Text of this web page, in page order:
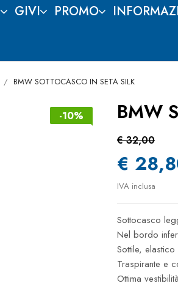
GIVI PROMO
BMW SOTTOCASCO IN SETA SILK
-10% BMW
€ 32,00
€
IVA inclusa
Sottocasco
Nel bordo
Sottile,
Traspirante e
Ottima